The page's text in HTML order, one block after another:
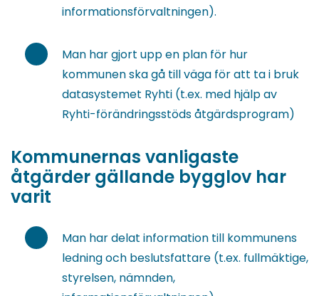
informationsförvaltningen).
Man har gjort upp en plan för hur
kommunen ska gå till väga för att ta i bruk
datasystemet Ryhti (t.ex. med hjälp av
Ryhti-förändringsstöds åtgärdsprogram)
Kommunernas vanligaste
åtgärder gällande bygglov har
varit
Man har delat information till kommunens
ledning och beslutsfattare (t.ex. fullmäktige,
styrelsen, nämnden,